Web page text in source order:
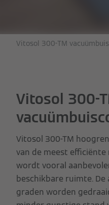
Vitosol 300-TM
Vitosol 300-
Vitosol 300-TM
van de meest
wordt vooral
beschikbare ruimte.
graden worden